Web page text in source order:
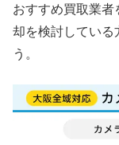
おすすめ買取業
却を検討している
う。